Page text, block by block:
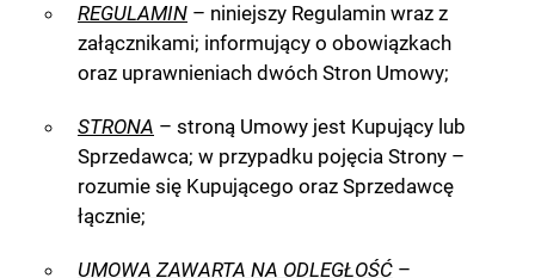
REGULAMIN – niniejszy Regulamin wraz z
załącznikami; informujący o obowiązkach
oraz uprawnieniach dwóch Stron Umowy;
STRONA – stroną Umowy jest Kupujący lub
Sprzedawca; w przypadku pojęcia Strony –
rozumie się Kupującego oraz Sprzedawcę
łącznie;
UMOWA ZAWARTA NA ODLEGŁOŚĆ –